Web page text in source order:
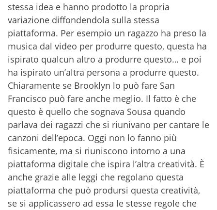
stessa idea e hanno prodotto la propria
variazione diffondendola sulla stessa
piattaforma. Per esempio un ragazzo ha preso la
musica dal video per produrre questo, questa ha
ispirato qualcun altro a produrre questo… e poi
ha ispirato un’altra persona a produrre questo.
Chiaramente se Brooklyn lo può fare San
Francisco può fare anche meglio. Il fatto è che
questo è quello che sognava Sousa quando
parlava dei ragazzi che si riunivano per cantare le
canzoni dell’epoca. Oggi non lo fanno più
fisicamente, ma si riuniscono intorno a una
piattaforma digitale che ispira l’altra creatività. È
anche grazie alle leggi che regolano questa
piattaforma che può prodursi questa creatività,
se si applicassero ad essa le stesse regole che